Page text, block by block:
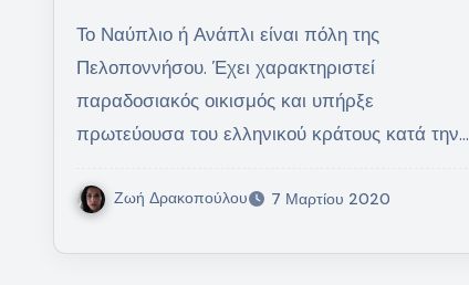
Το Ναύπλιο ή Ανάπλι είναι πόλη της
Πελοποννήσου. Έχει χαρακτηριστεί
παραδοσιακός οικισμός και υπήρξε
πρωτεύουσα του ελληνικού κράτους κατά την…
Ζωή Δρακοπούλου 7 Μαρτίου 2020